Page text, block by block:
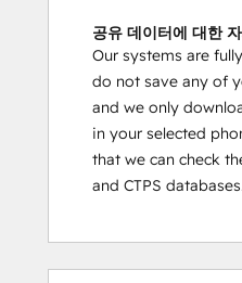
공유 데이터에 대한
Our systems are
do not save any of
and we only
in your selected
that we can check
and CTPS